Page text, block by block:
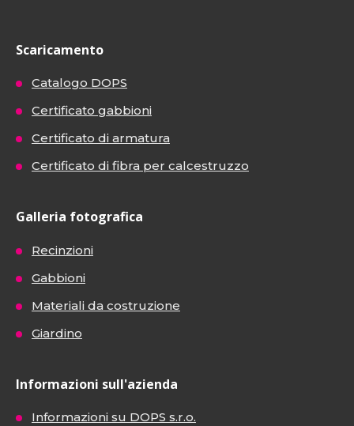
Scaricamento
Catalogo DOPS
Certificato gabbioni
Certificato di armatura
Certificato di fibra per calcestruzzo
Galleria fotografica
Recinzioni
Gabbioni
Materiali da costruzione
Giardino
Informazioni sull'azienda
Informazioni su DOPS s.r.o.